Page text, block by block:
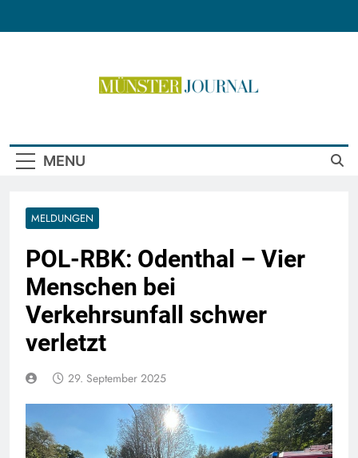
MENU
MELDUNGEN
POL-RBK: Odenthal – Vier
Menschen bei
Verkehrsunfall schwer
verletzt
29. September 2025